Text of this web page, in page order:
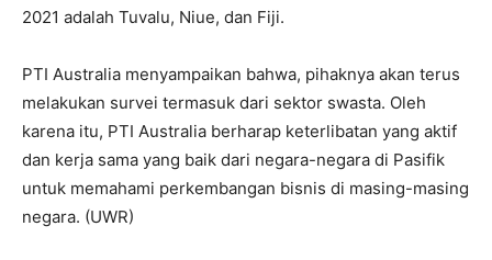
2021 adalah Tuvalu, Niue, dan Fiji.
PTI Australia menyampaikan bahwa, pihaknya akan terus
melakukan survei termasuk dari sektor swasta. Oleh
karena itu, PTI Australia berharap keterlibatan yang aktif
dan kerja sama yang baik dari negara-negara di Pasifik
untuk memahami perkembangan bisnis di masing-masing
negara. (UWR)